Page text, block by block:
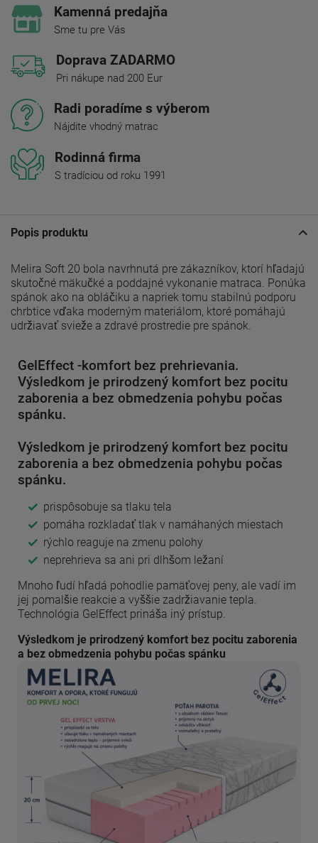
Kamenná predajňa
Sme tu pre Vás
Doprava ZADARMO
Pri nákupe nad 200 Eur
Radi poradíme s výberom
Nájdite vhodný matrac
Rodinná firma
S tradíciou od roku 1991
Popis produktu
Melira Soft 20 bola navrhnutá pre zákazníkov, ktorí hľadajú
skutočné mäkučké a poddajné vykonanie matraca. Ponúka
spánok ako na obláčiku a napriek tomu stabilnú podporu
chrbtice vďaka moderným materiálom, ktoré pomáhajú
udržiavať svieže a zdravé prostredie pre spánok.
GelEffect -komfort bez prehrievania.
Výsledkom je prirodzený komfort bez pocitu
zaborenia a bez obmedzenia pohybu počas
spánku.
Výsledkom je prirodzený komfort bez pocitu
zaborenia a bez obmedzenia pohybu počas
spánku.
prispôsobuje sa tlaku tela
pomáha rozkladať tlak v namáhaných miestach
rýchlo reaguje na zmenu polohy
neprehrieva sa ani pri dlhšom ležaní
Mnoho ľudí hľadá pohodlie pamäťovej peny, ale vadí im
jej pomalšie reakcie a vyššie zadržiavanie tepla.
Technológia GelEffect prináša iný prístup.
Výsledkom je prirodzený komfort bez pocitu zaborenia
a bez obmedzenia pohybu počas spánku